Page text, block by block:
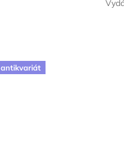
antikvariát